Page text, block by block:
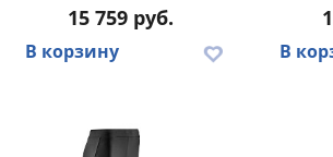
15 759 руб.
В корзину В